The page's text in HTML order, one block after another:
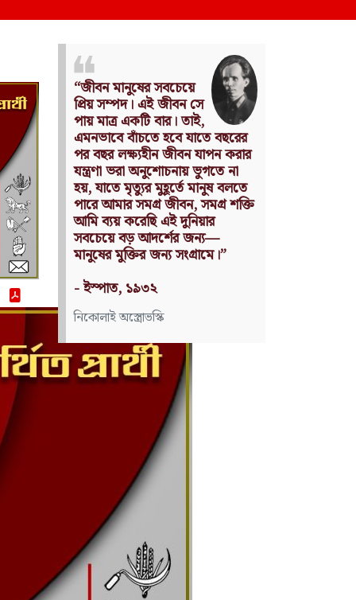
Nothing can have value
without being an object of
utility.
Source: Das Kapital
(Volume I, Chapter 1)
কার্ল মার্কস